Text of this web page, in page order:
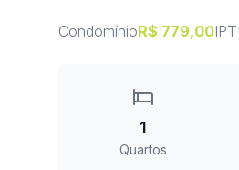
CondomínioR$ 779,00
1
Quartos